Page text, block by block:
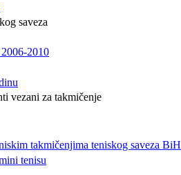
saveza
2010
vezani za takmičenje
takmičenjima teniskog saveza BiH
tenisu